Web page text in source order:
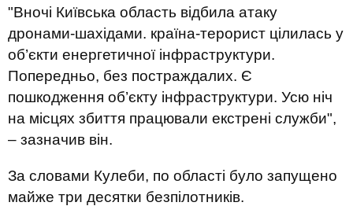
"Вночі Київська область відбила атаку
дронами-шахідами. країна-терорист цілилась у
об’єкти енергетичної інфраструктури.
Попередньо, без постраждалих. Є
пошкодження об’єкту інфраструктури. Усю ніч
на місцях збиття працювали екстрені служби",
– зазначив він.
За словами Кулеби, по області було запущено
майже три десятки безпілотників.